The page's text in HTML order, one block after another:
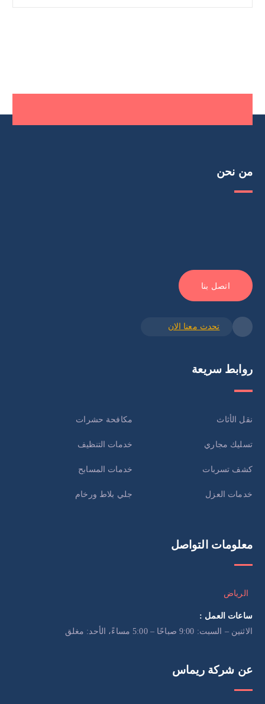
من نحن
اتصل بنا
تحدث معنا الان
روابط سريعة
نقل الأثاث مكافحة حشرات
تسليك مجاري خدمات التنظيف
كشف تسربات خدمات المسابح
خدمات العزل جلي بلاط ورخام
معلومات التواصل
الرياض
ساعات العمل :
الاثنين – السبت: 9:00 صباحًا – 5:00 مساءً، الأحد: مغلق
عن شركة ريماس